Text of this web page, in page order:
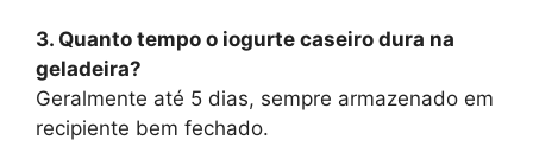
3. Quanto tempo o iogurte caseiro dura na
geladeira?
Geralmente até 5 dias, sempre armazenado em
recipiente bem fechado.